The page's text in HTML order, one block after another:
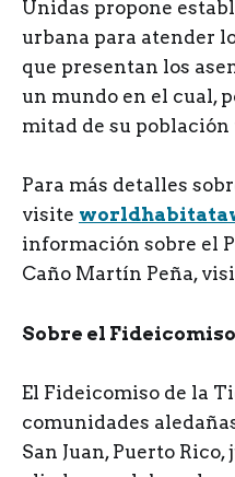
Unidas propone
urbana para atender
que presentan los
un mundo en el cual,
mitad de su población
Para más detalles
visite
información sobre el
Caño Martín Peña,
Sobre el
El Fideicomiso de la
comunidades
San Juan, Puerto